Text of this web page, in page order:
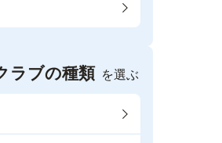
ラブの種類 を選ぶ